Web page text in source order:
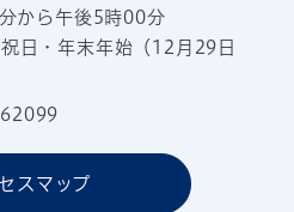
から午後5時00分
日・年末年始（12月29日
スマップ